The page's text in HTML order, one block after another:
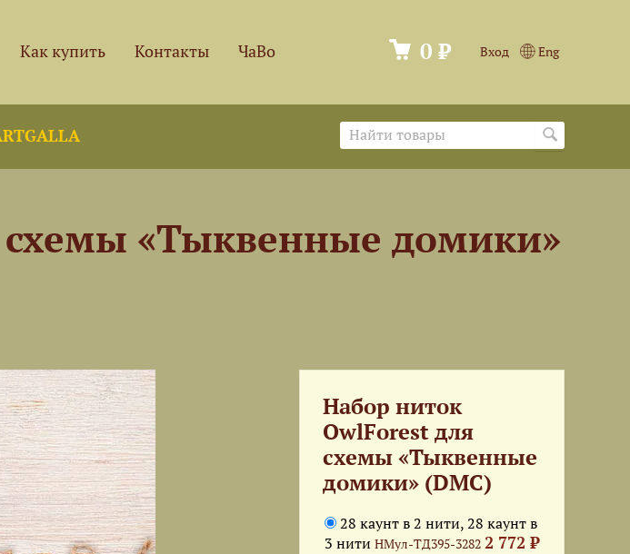
Вход Eng
0 ₽
Как купить Контакты
ЧаВо
«Тыквенные домики»
Набор ниток
OwlForest для
схемы «Тыквенные
домики» (DMC)
28 каунт в 2 нити, 28 каунт в
3 нити НМул-ТД395-3282 2 772 ₽